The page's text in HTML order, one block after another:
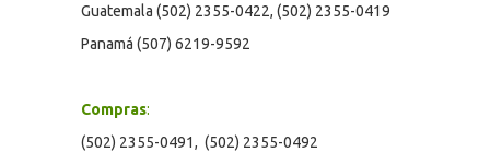
Guatemala (502) 2355-0422, (502) 2355-0419
Panamá (507) 6219-9592
Compras:
(502) 2355-0491, (502) 2355-0492